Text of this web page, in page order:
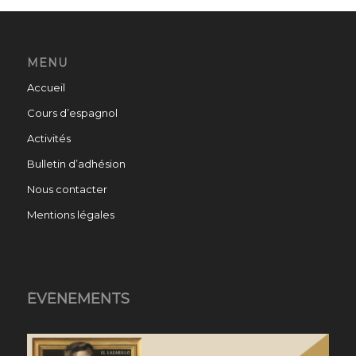
MENU
Accueil
Cours d’espagnol
Activités
Bulletin d’adhésion
Nous contacter
Mentions légales
ÉVÉNEMENTS